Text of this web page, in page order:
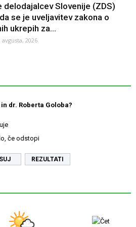
delodajalcev Slovenije (ZDS)
se je uveljavitev zakona o
ukrepih za...
avgusta, 2026
dr. Roberta Goloba?
če odstopi
REZULTATI